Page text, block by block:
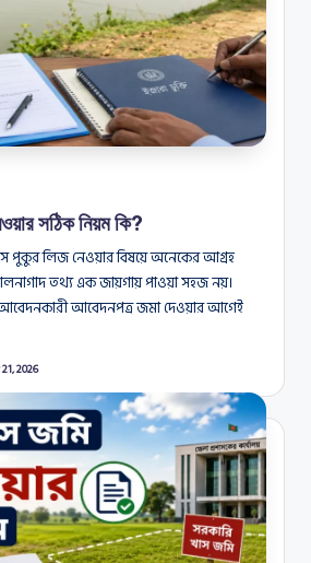
সঠিক নিয়ম কি?
পুকুর লিজ নেওয়ার বিষয়ে অনেকের আগ্রহ
তথ্য এক জায়গায় পাওয়া সহজ নয়।
আবেদনকারী আবেদনপত্র জমা দেওয়ার আগেই
2026